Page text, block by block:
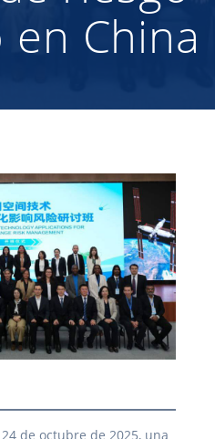
China
de octubre de 2025, una